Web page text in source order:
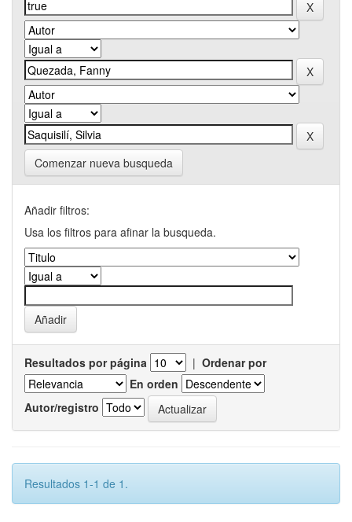
Comenzar nueva busqueda
Añadir filtros:
Usa los filtros para afinar la busqueda.
Resultados por página | Ordenar por
En orden
Autor/registro
Resultados 1-1 de 1.